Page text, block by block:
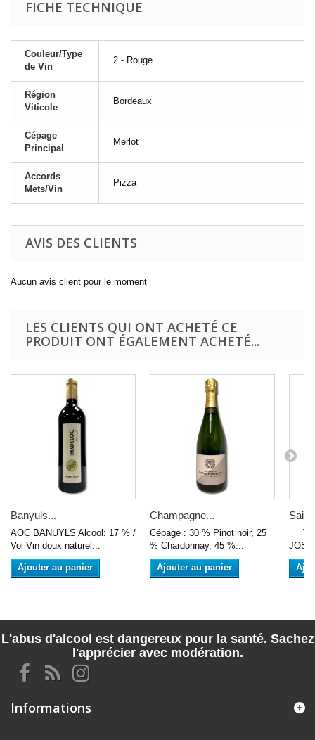
FICHE TECHNIQUE
Couleur/Type
de Vin
2 - Rouge
Région
Viticole
Bordeaux
Cépage
Principal
Merlot
Accords
Mets/Vin
Pizza
AVIS DES CLIENTS
Aucun avis client pour le moment
LES CLIENTS QUI ONT ACHETÉ CE
PRODUIT ONT ÉGALEMENT ACHETÉ...
Banyuls...
AOC BANUYLS Alcool: 17 % /
Vol Vin doux naturel...
Ajouter au panier
Champagne...
Cépage : 30 % Pinot noir, 25
% Chardonnay, 45 %...
Ajouter au panier
VIN
L'abus d'alcool est dangereux pour la santé. Sachez
l'apprécier avec modération.
Informations